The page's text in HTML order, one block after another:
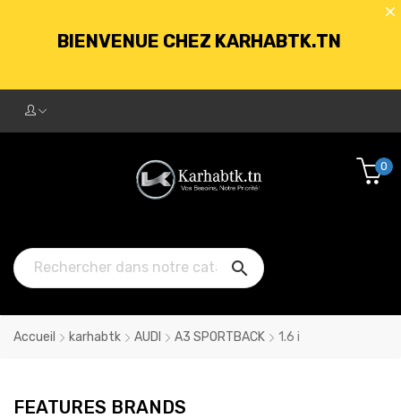
BIENVENUE CHEZ KARHABTK.TN
250DT D'ACHATS

0
Accueil karhabtk AUDI A3 SPORTBACK 1.6 i
FEATURES BRANDS